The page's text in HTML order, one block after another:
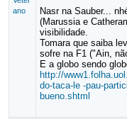
ano
Nasr na Sauber...
(Marussia e
visibilidade.
Tomara que saiba
sofre na F1 ("Ain,
E a globo sendo
http://
do-taca-le -pau-
bueno.shtml